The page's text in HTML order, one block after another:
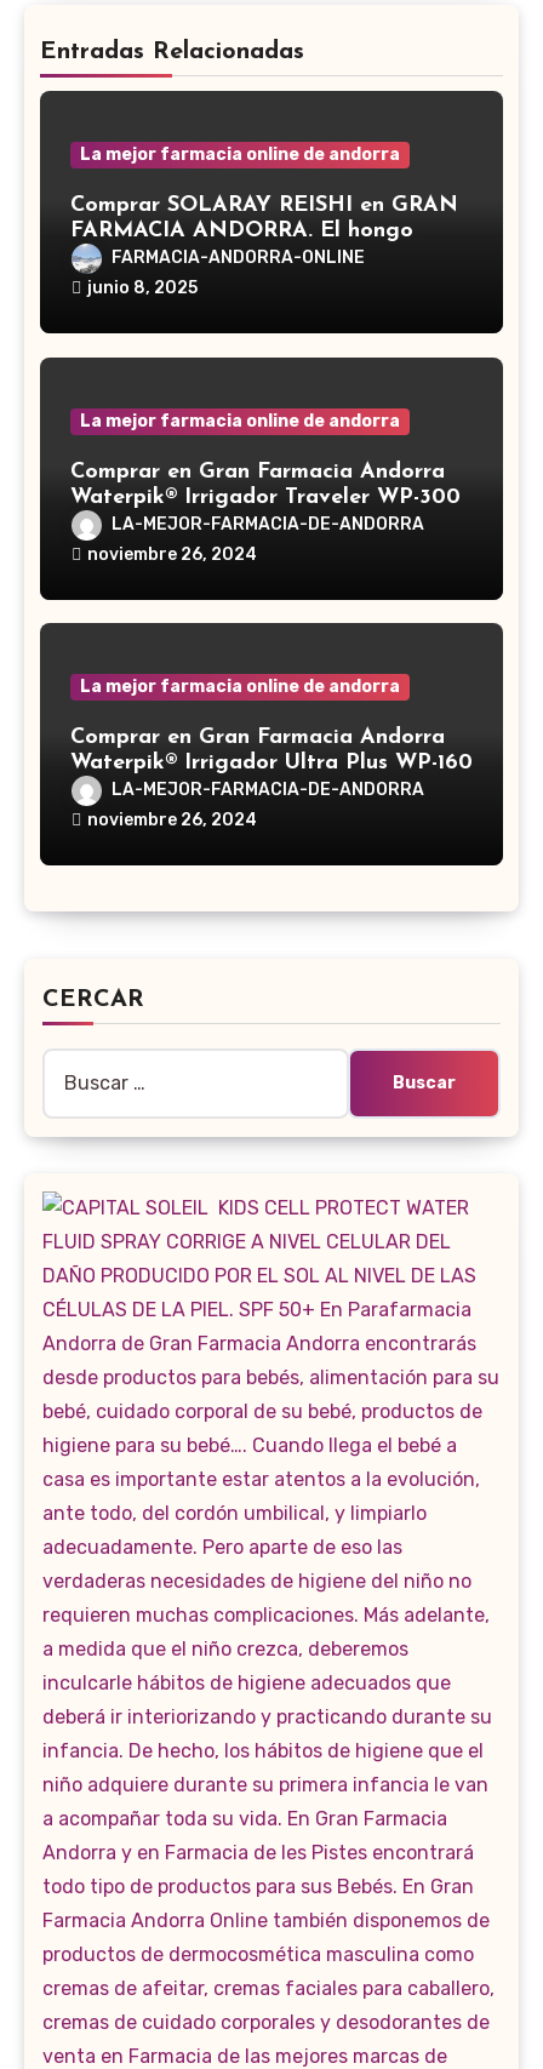
Entradas Relacionadas
La mejor farmacia online de andorra
Comprar SOLARAY REISHI en GRAN
FARMACIA ANDORRA. El hongo
Reishi, cuyo nombre científico es
Ganoderma lucidum, es un hongo
en la medicina tradicional asiática
FARMACIA-ANDORRA-ONLINE
junio 8, 2025
La mejor farmacia online de andorra
Comprar en Gran Farmacia Andorra
Waterpik® Irrigador Traveler WP-300
LA-MEJOR-FARMACIA-DE-ANDORRA
noviembre 26, 2024
La mejor farmacia online de andorra
Comprar en Gran Farmacia Andorra
Waterpik® Irrigador Ultra Plus WP-160
LA-MEJOR-FARMACIA-DE-ANDORRA
noviembre 26, 2024
CERCAR